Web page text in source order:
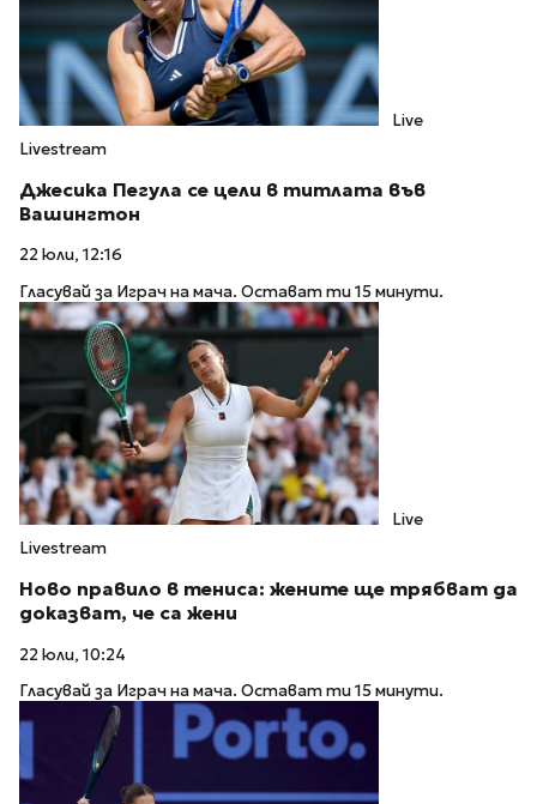
Live
Livestream
Джесика Пегула се цели в титлата във
Вашингтон
22 юли, 12:16
Гласувай за Играч на мача. Остават ти 15 минути.
Live
Livestream
Ново правило в тениса: жените ще трябват да
доказват, че са жени
22 юли, 10:24
Гласувай за Играч на мача. Остават ти 15 минути.